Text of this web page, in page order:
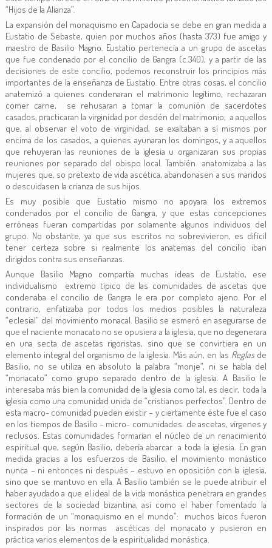
“Hijos de la Alianza”.
La expansión del monaquismo en Capadocia se debe en gran medida a
Eustatio de Sebaste, quien por muchos años (hasta 373) fue amigo y
maestro de Basilio Magno. Eustatio pertenecía a un grupo de ascetas
que fue condenado por el concilio de Gangra (c.340), y a partir de las
decisiones de este concilio, podemos reconstruir los principios más
importantes de la enseñanza de Eustatio. Entre otras cosas, el concilio
anatemizó a quienes condenaran el matrimonio legítimo, rechazaran
comer carne, se rehusaran a tomar la comunión de sacerdotes
casados, practicaran la virginidad por desdén del matrimonio; a aquellos
que, al observar el voto de virginidad, se exaltaban a sí mismos por
encima de los casados, a quienes ayunaran los domingos, y a aquellos
que rehuyeran las reuniones de la iglesia u organizaran sus propias
reuniones por separado del obispo local. También anatomizaba a las
mujeres que, so pretexto de vida ascética, abandonasen a sus maridos
o descuidasen la crianza de sus hijos.
Es muy posible que Eustatio mismo no apoyara los extremos
condenados por el concilio de Gangra, y que estas concepciones
erróneas fueran compartidas por solamente algunos individuos del
grupo. No obstante, ya que sus escritos no sobrevivieron, es difícil
tener certeza sobre si realmente los anatemas del concilio iban
dirigidos contra sus enseñanzas.
Aunque Basilio Magno compartía muchas ideas de Eustatio, ese
individualismo extremo típico de las comunidades de ascetas que
condenaba el concilio de Gangra le era por completo ajeno. Por el
contrario, enfatizaba por todos los medios posibles la naturaleza
“eclesial” del movimiento monacal. Basilio se esmeró en asegurarse de
que el naciente monacato no se opusiera a la iglesia, que no degenerara
en una secta de ascetas rigoristas, sino que se convirtiera en un
elemento integral del organismo de la iglesia. Más aún, en las Reglasde
Basilio, no se utiliza en absoluto la palabra “monje”, ni se habla del
“monacato” como grupo separado dentro de la iglesia. A Basilio le
interesaba más bien la comunidad de la iglesia como tal, es decir, toda la
iglesia como una comunidad unida de “cristianos perfectos”. Dentro de
esta macro- comunidad pueden existir – y ciertamente éste fue el caso
en los tiempos de Basilio – micro- comunidades de ascetas, vírgenes y
reclusos. Estas comunidades formarían el núcleo de un renacimiento
espiritual que, según Basilio, debería abarcar a toda la iglesia. En gran
medida gracias a los esfuerzos de Basilio, el movimiento monástico
nunca – ni entonces ni después ­­– estuvo en oposición con la iglesia,
sino que se mantuvo en ella. A Basilio también se le puede atribuir el
haber ayudado a que el ideal de la vida monástica penetrara en grandes
sectores de la sociedad bizantina, así como el haber fomentado la
formación de un “monaquismo en el mundo”: muchos laicos fueron
inspirados por las normas ascéticas del monacato y pusieron en
práctica varios elementos de la espiritualidad monástica.